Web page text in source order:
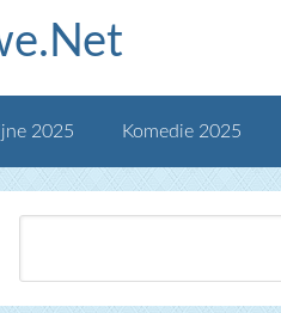
2025 Komedie 2025